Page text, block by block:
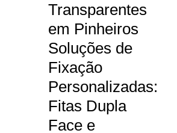
Transparentes
em Pinheiros
Soluções de
Fixação
Personalizadas:
Fitas Dupla
Face e